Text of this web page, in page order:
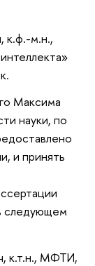
к.ф.-м.н.,
Максима
науки, по
и принять
следующем
к.т.н., МФТИ,